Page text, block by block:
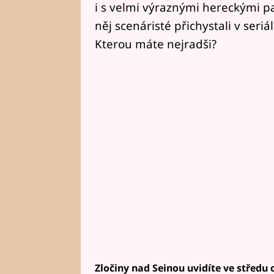
i s velmi výraznými hereckými
něj scenáristé přichystali v
Kterou máte nejradši?
Zločiny nad Seinou uvidíte ve středu